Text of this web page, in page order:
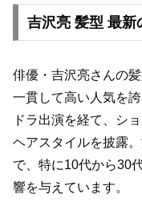
吉沢亮 髪型 最新
俳優・吉沢亮さんの
一貫して高い人気を
ドラ出演を経て、シ
ヘアスタイルを披露。
で、特に10代から30
響を与えています。